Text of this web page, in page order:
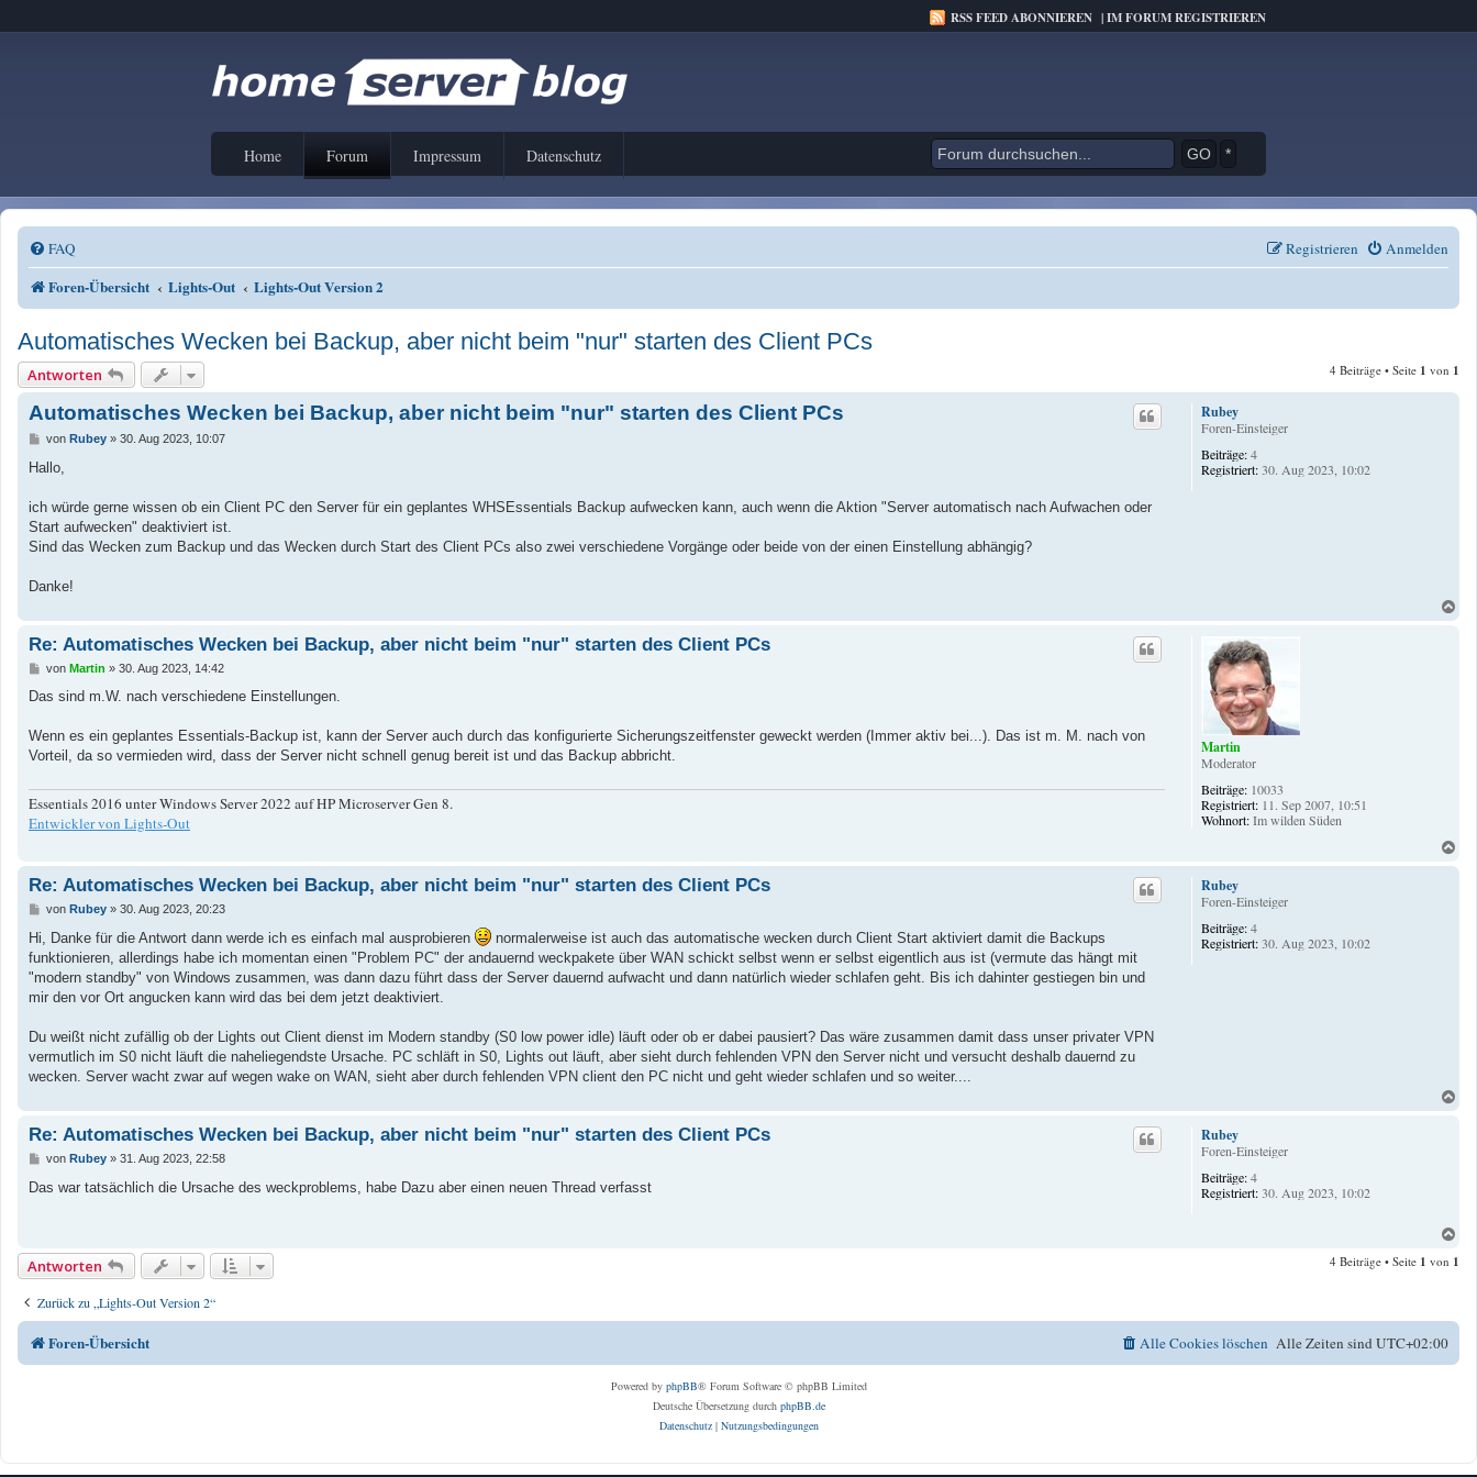
RSS FEED ABONNIEREN |IM FORUM REGISTRIEREN
Home Forum Impressum Datenschutz *
FAQ Anmelden
Registrieren
Foren-Übersicht Lights-Out Lights-Out Version 2
Automatisches Wecken bei Backup, aber nicht beim "nur" starten des Client PCs
Antworten 4 Beiträge • Seite 1 von 1
Rubey
Foren-Einsteiger
Beiträge:4
Registriert:30. Aug 2023, 10:02
Automatisches Wecken bei Backup, aber nicht beim "nur" starten des Client PCs
B
i
a
von Rubey» 30. Aug 2023, 10:07
Hallo,
ich würde gerne wissen ob ein Client PC den Server für ein geplantes WHSEssentials Backup aufwecken kann, auch wenn die Aktion "Server automatisch nach Aufwachen oder
Start aufwecken" deaktiviert ist.
Sind das Wecken zum Backup und das Wecken durch Start des Client PCs also zwei verschiedene Vorgänge oder beide von der einen Einstellung abhängig?
Danke!
Martin
Moderator
Beiträge: 10033
Registriert: 11. Sep 2007, 10:51
Wohnort:Im wilden Süden
Re: Automatisches Wecken bei Backup, aber nicht beim "nur" starten des Client PCs
B
i
a
von Martin » 30. Aug 2023, 14:42
Das sind m.W. nach verschiedene Einstellungen.
Wenn es ein geplantes Essentials-Backup ist, kann der Server auch durch das konfigurierte Sicherungszeitfenster geweckt werden (Immer aktiv bei...). Das ist m. M. nach von
Vorteil, da so vermieden wird, dass der Server nicht schnell genug bereit ist und das Backup abbricht.
Essentials 2016 unter Windows Server 2022 auf HP Microserver Gen 8.
Entwickler von Lights-Out
Rubey
Foren-Einsteiger
Beiträge:4
Registriert:30. Aug 2023, 10:02
Re: Automatisches Wecken bei Backup, aber nicht beim "nur" starten des Client PCs
B
t
r
a
g
von Rubey» 30. Aug 2023, 20:23
Hi, Danke für die Antwort dann werde ich es einfach mal ausprobieren
normalerweise ist auch das automatische wecken durch Client Start aktiviert damit die Backups
funktionieren, allerdings habe ich momentan einen "Problem PC" der andauernd weckpakete über WAN schickt selbst wenn er selbst eigentlich aus ist (vermute das hängt mit
"modern standby" von Windows zusammen, was dann dazu führt dass der Server dauernd aufwacht und dann natürlich wieder schlafen geht. Bis ich dahinter gestiegen bin und
mir den vor Ort angucken kann wird das bei dem jetzt deaktiviert.
Du weißt nicht zufällig ob der Lights out Client dienst im Modern standby (S0 low power idle) läuft oder ob er dabei pausiert? Das wäre zusammen damit dass unser privater VPN
vermutlich im S0 nicht läuft die naheliegendste Ursache. PC schläft in S0, Lights out läuft, aber sieht durch fehlenden VPN den Server nicht und versucht deshalb dauernd zu
wecken. Server wacht zwar auf wegen wake on WAN, sieht aber durch fehlenden VPN client den PC nicht und geht wieder schlafen und so weiter....
Rubey
Foren-Einsteiger
Beiträge:4
Registriert:30. Aug 2023, 10:02
Re: Automatisches Wecken bei Backup, aber nicht beim "nur" starten des Client PCs
B
i
von Rubey» 31. Aug 2023, 22:58
Das war tatsächlich die Ursache des weckproblems, habe Dazu aber einen neuen Thread verfasst
n
Antworten 4 Beiträge • Seite 1 von 1
Zurück zu „Lights-Out Version 2“
Foren-Übersicht Alle Zeiten sindUTC+02:00
Alle Cookies löschen
Powered by phpBB® Forum Software © phpBB Limited
Deutsche Übersetzung durch phpBB.de
Datenschutz| Nutzungsbedingungen